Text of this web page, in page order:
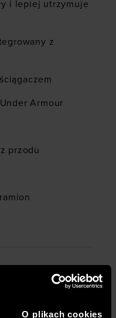
O plikach cookies
i lepiej utrzymuje
z
Armour
przodu